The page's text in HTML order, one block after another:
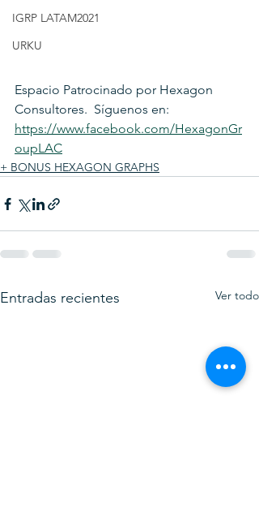
IGRP LATAM2021
URKU
Espacio Patrocinado por Hexagon
Consultores.  Síguenos en:
https://www.facebook.com/HexagonGr
oupLAC
+ BONUS HEXAGON GRAPHS
Entradas recientes Ver todo